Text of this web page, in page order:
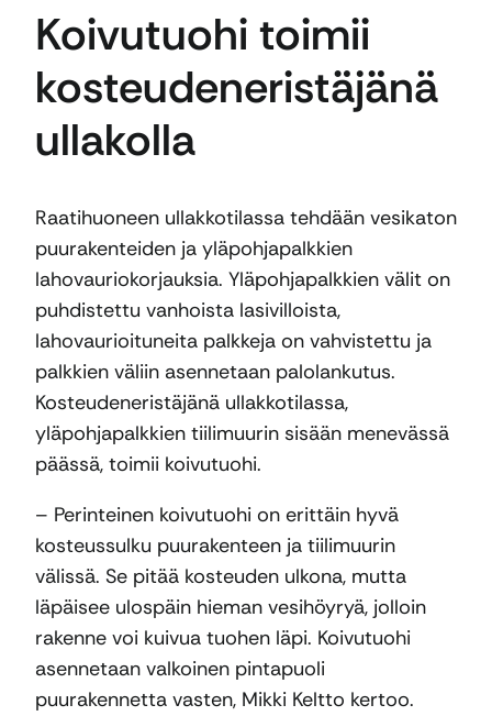
Koivutuohi toimii
kosteudeneristäjänä
ullakolla
Raatihuoneen ullakkotilassa tehdään vesikaton
puurakenteiden ja yläpohjapalkkien
lahovauriokorjauksia. Yläpohjapalkkien välit on
puhdistettu vanhoista lasivilloista,
lahovaurioituneita palkkeja on vahvistettu ja
palkkien väliin asennetaan palolankutus.
Kosteudeneristäjänä ullakkotilassa,
yläpohjapalkkien tiilimuurin sisään menevässä
päässä, toimii koivutuohi.
– Perinteinen koivutuohi on erittäin hyvä
kosteussulku puurakenteen ja tiilimuurin
välissä. Se pitää kosteuden ulkona, mutta
läpäisee ulospäin hieman vesihöyryä, jolloin
rakenne voi kuivua tuohen läpi. Koivutuohi
asennetaan valkoinen pintapuoli
puurakennetta vasten, Mikki Keltto kertoo.